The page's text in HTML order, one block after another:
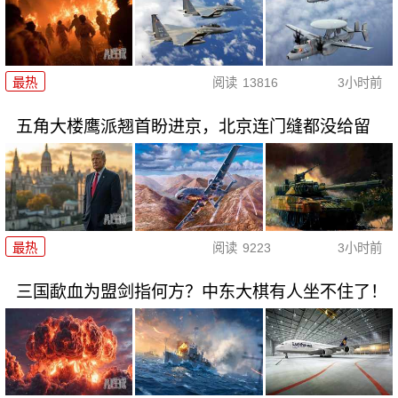
最热 阅读 13816 3小时前
五角大楼鹰派翘首盼进京，北京连门缝都没给留
最热 阅读 9223 3小时前
三国歃血为盟剑指何方？中东大棋有人坐不住了！